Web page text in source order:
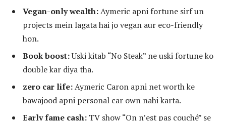
Vegan-only wealth:Aymeric apni fortune sirf un
projects mein lagata hai jo vegan aur eco-friendly
hon.
Book boost:Uski kitab “No Steak” ne uski fortune ko
double kar diya tha.
zero car life:Aymeric Caron apni net worth ke
bawajood apni personal car own nahi karta.
Early fame cash: TV show “On n’est pas couché” se